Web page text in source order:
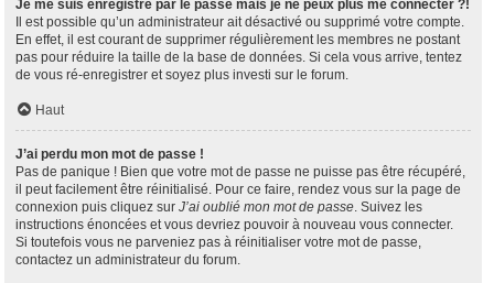
Je me suis enregistré par le passé mais je ne peux plus me connecter ?!
Il est possible qu’un administrateur ait désactivé ou supprimé votre compte.
En effet, il est courant de supprimer régulièrement les membres ne postant
pas pour réduire la taille de la base de données. Si cela vous arrive, tentez
de vous ré-enregistrer et soyez plus investi sur le forum.
Haut
J’ai perdu mon mot de passe !
Pas de panique ! Bien que votre mot de passe ne puisse pas être récupéré,
il peut facilement être réinitialisé. Pour ce faire, rendez vous sur la page de
connexion puis cliquez sur J’ai oublié mon mot de passe. Suivez les
instructions énoncées et vous devriez pouvoir à nouveau vous connecter.
Si toutefois vous ne parveniez pas à réinitialiser votre mot de passe,
contactez un administrateur du forum.